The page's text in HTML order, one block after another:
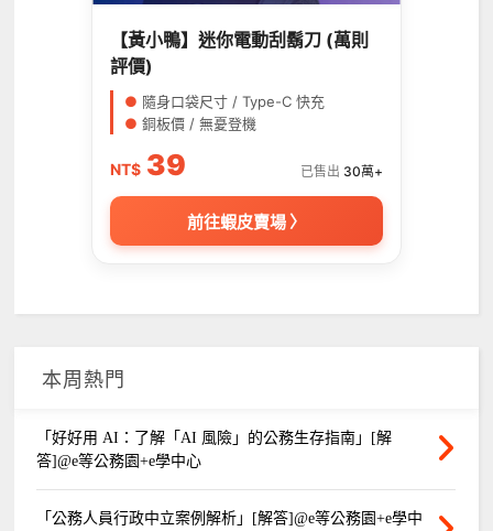
【黃小鴨】迷你電動刮鬍刀 (萬則
評價)
● 隨身口袋尺寸 / Type-C 快充
● 銅板價 / 無憂登機
NT$ 39 已售出 30萬+
前往蝦皮賣場 〉
本周熱門
「好好用 AI：了解「AI 風險」的公務生存指南」[解
答]@e等公務園+e學中心
「公務人員行政中立案例解析」[解答]@e等公務園+e學中